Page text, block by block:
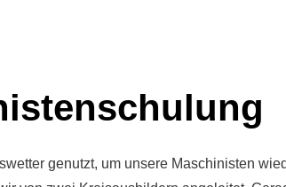
genutzt, um unsere Maschinisten